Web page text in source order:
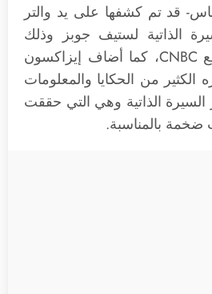
قد تم كشفها على يد والتر
الذاتية لستيف جوبز وذلك
حينما كان في لقاء مع CNBC، كما أضاف إيزاكسون
الكثير من الحكايا والمعلومات
السيرة الذاتية وهي التي حققت
ضخمة بالمناسبة.